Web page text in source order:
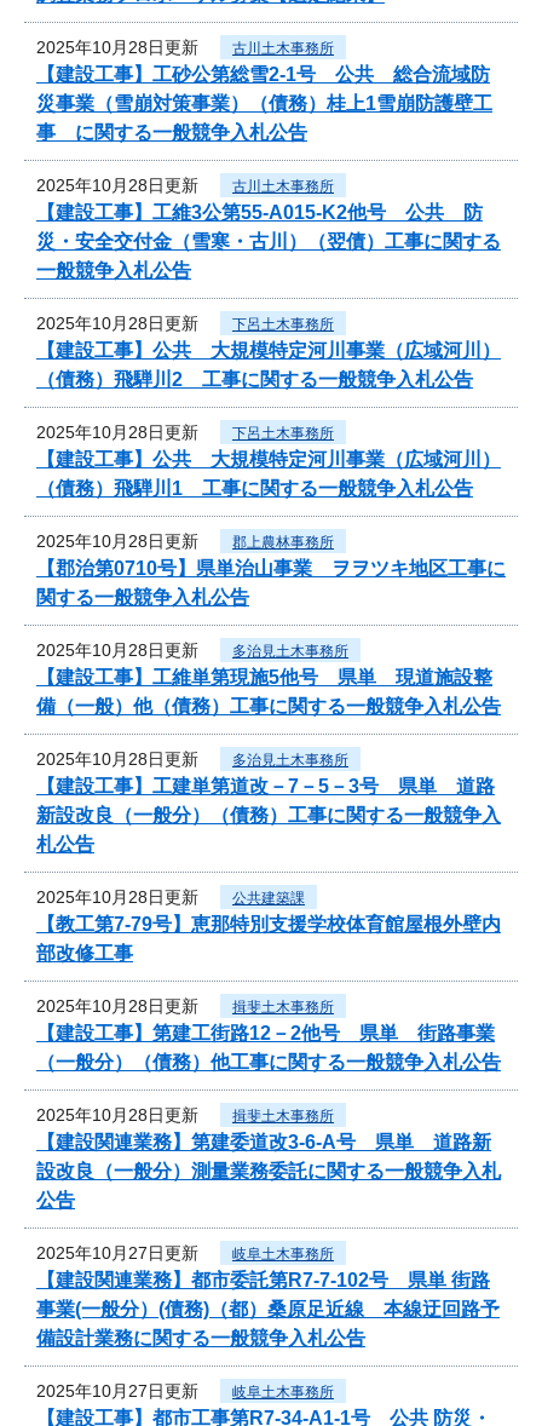
2025年10月28日更新 古川土木事務所
【建設工事】工砂公第総雪2-1号 公共 総合流域防
災事業（雪崩対策事業）（債務）桂上1雪崩防護壁工
事 に関する一般競争入札公告
2025年10月28日更新 古川土木事務所
【建設工事】工維3公第55-A015-K2他号 公共 防
災・安全交付金（雪寒・古川）（翌債）工事に関する
一般競争入札公告
2025年10月28日更新 下呂土木事務所
【建設工事】公共 大規模特定河川事業（広域河川）
（債務）飛騨川2 工事に関する一般競争入札公告
2025年10月28日更新 下呂土木事務所
【建設工事】公共 大規模特定河川事業（広域河川）
（債務）飛騨川1 工事に関する一般競争入札公告
2025年10月28日更新 郡上農林事務所
【郡治第0710号】県単治山事業 ヲヲツキ地区工事に
関する一般競争入札公告
2025年10月28日更新 多治見土木事務所
【建設工事】工維単第現施5他号 県単 現道施設整
備（一般）他（債務）工事に関する一般競争入札公告
2025年10月28日更新 多治見土木事務所
【建設工事】工建単第道改－7－5－3号 県単 道路
新設改良（一般分）（債務）工事に関する一般競争入
札公告
2025年10月28日更新 公共建築課
【教工第7-79号】恵那特別支援学校体育館屋根外壁内
部改修工事
2025年10月28日更新 揖斐土木事務所
【建設工事】第建工街路12－2他号 県単 街路事業
（一般分）（債務）他工事に関する一般競争入札公告
2025年10月28日更新 揖斐土木事務所
【建設関連業務】第建委道改3-6-A号 県単 道路新
設改良（一般分）測量業務委託に関する一般競争入札
公告
2025年10月27日更新 岐阜土木事務所
【建設関連業務】都市委託第R7-7-102号 県単 街路
事業(一般分）(債務)（都）桑原足近線 本線迂回路予
備設計業務に関する一般競争入札公告
2025年10月27日更新 岐阜土木事務所
【建設工事】都市工事第R7-34-A1-1号 公共 防災・